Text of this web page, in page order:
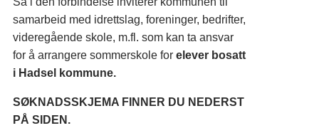
samarbeid med idrettslag, foreninger, bedrifter,
videregående skole, m.fl. som kan ta ansvar
for å arrangere sommerskole for elever bosatt
i Hadsel kommune.
SØKNADSSKJEMA FINNER DU NEDERST
PÅ SIDEN.